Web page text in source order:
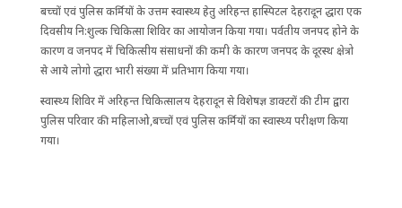
बच्चों एवं पुलिस कर्मियों के उत्तम स्वास्थ्य हेतु अरिहन्त हास्पिटल देहरादून द्धारा एक
दिवसीय नि:शुल्क चिकित्सा शिविर का आयोजन किया गया। पर्वतीय जनपद होने के
कारण व जनपद में चिकित्सीय संसाधनों की कमी के कारण जनपद के दूरस्थ क्षेत्रो
से आये लोगो द्धारा भारी संख्या में प्रतिभाग किया गया।
स्वास्थ्य शिविर में अरिहन्त चिकित्सालय देहरादून से विशेषज्ञ डाक्टरों की टीम द्वारा
पुलिस परिवार की महिलाओ,बच्चों एवं पुलिस कर्मियों का स्वास्थ्य परीक्षण किया
गया।